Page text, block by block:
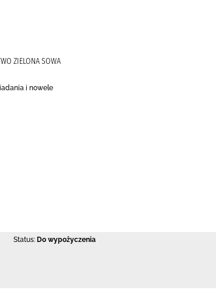
ZIELONA SOWA
i nowele
Status: Do wypożyczenia